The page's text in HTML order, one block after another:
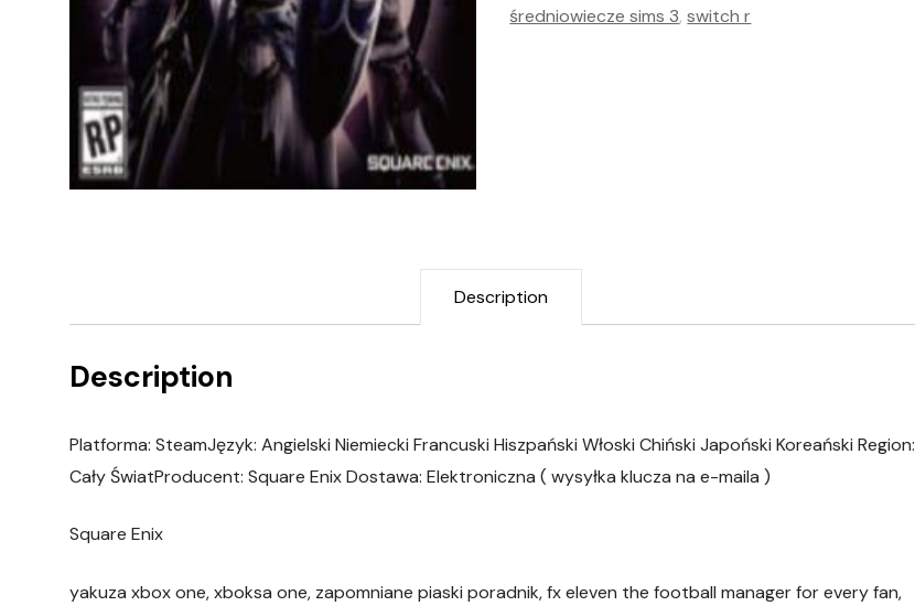
średniowiecze sims 3,switch r
Description
Description
Platforma: SteamJęzyk: Angielski Niemiecki Francuski Hiszpański Włoski Chiński Japoński Koreański Region:
Cały ŚwiatProducent: Square Enix Dostawa: Elektroniczna ( wysyłka klucza na e-maila )
Square Enix
yakuza xbox one, xboksa one, zapomniane piaski poradnik, fx eleven the football manager for every fan,